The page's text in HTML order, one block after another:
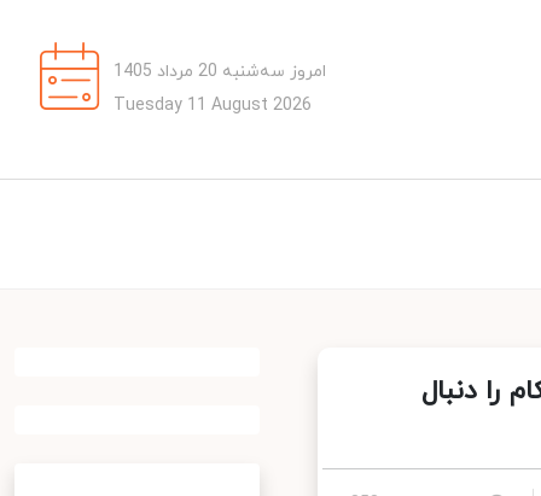
امروز سه‌شنبه 20 مرداد 1405
Tuesday 11 August 2026
دنبال